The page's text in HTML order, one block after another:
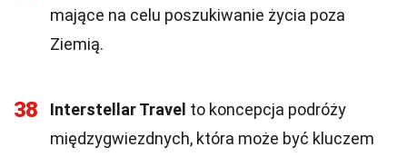
mające na celu poszukiwanie życia poza
Ziemią.
38 Interstellar Travel to koncepcja podróży
międzygwiezdnych, która może być kluczem